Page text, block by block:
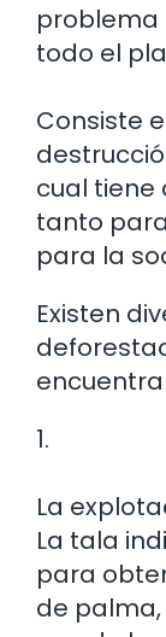
problema
todo el
Consiste
cual tiene
tanto
para la
Existen
1.
La
La tala
para
de